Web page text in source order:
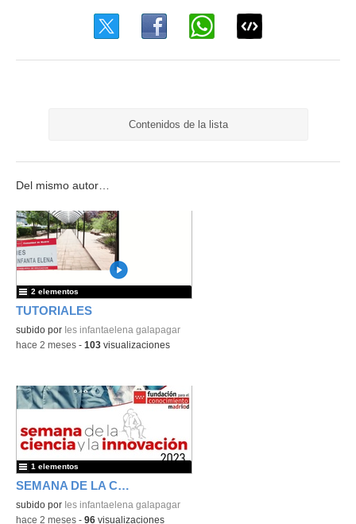
Contenidos de la lista
Del mismo autor…
TUTORIALES
subido por Ies infantaelena galapagar
2 elementos
-hace 2 meses - 103 visualizaciones
SEMANA DE LA CIENCIA
subido por Ies infantaelena galapagar
1 elementos
-hace 2 meses - 96 visualizaciones